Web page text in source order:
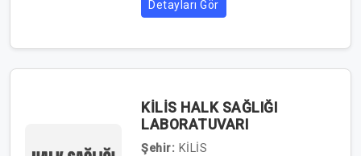
Detayları Gör
KİLİS HALK SAĞLIĞI
LABORATUVARI
Şehir: KİLİS